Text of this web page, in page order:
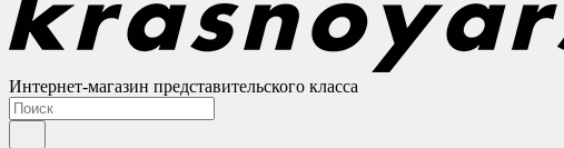
Интернет-магазин представительского класса